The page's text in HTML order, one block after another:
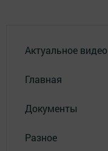
Актуальное видео
Главная
Документы
Разное